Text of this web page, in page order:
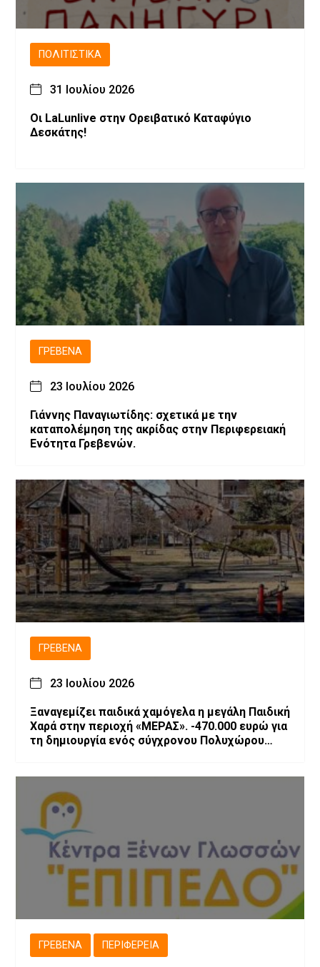
ΠΟΛΙΤΙΣΤΙΚΆ
31 Ιουλίου 2026
Οι LaLunlive στην Ορειβατικό Καταφύγιο
Δεσκάτης!
ΓΡΕΒΕΝΆ
23 Ιουλίου 2026
Γιάννης Παναγιωτίδης: σχετικά με την
καταπολέμηση της ακρίδας στην Περιφερειακή
Ενότητα Γρεβενών.
ΓΡΕΒΕΝΆ
23 Ιουλίου 2026
Ξαναγεμίζει παιδικά χαμόγελα η μεγάλη Παιδική
Χαρά στην περιοχή «ΜΕΡΑΣ». -470.000 ευρώ για
τη δημιουργία ενός σύγχρονου Πολυχώρου
ΓΡΕΒΕΝΆ ΠΕΡΙΦΈΡΕΙΑ